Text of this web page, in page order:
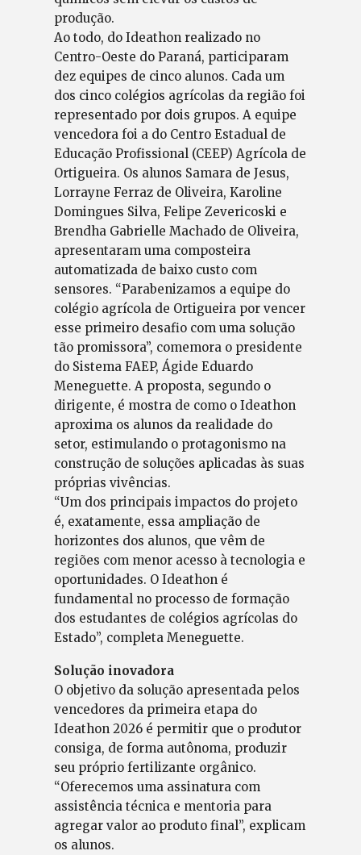
produção.
Ao todo, do Ideathon realizado no
Centro-Oeste do Paraná, participaram
dez equipes de cinco alunos. Cada um
dos cinco colégios agrícolas da região foi
representado por dois grupos. A equipe
vencedora foi a do Centro Estadual de
Educação Profissional (CEEP) Agrícola de
Ortigueira. Os alunos Samara de Jesus,
Lorrayne Ferraz de Oliveira, Karoline
Domingues Silva, Felipe Zevericoski e
Brendha Gabrielle Machado de Oliveira,
apresentaram uma composteira
automatizada de baixo custo com
sensores. “Parabenizamos a equipe do
colégio agrícola de Ortigueira por vencer
esse primeiro desafio com uma solução
tão promissora”, comemora o presidente
do Sistema FAEP, Ágide Eduardo
Meneguette. A proposta, segundo o
dirigente, é mostra de como o Ideathon
aproxima os alunos da realidade do
setor, estimulando o protagonismo na
construção de soluções aplicadas às suas
próprias vivências.
“Um dos principais impactos do projeto
é, exatamente, essa ampliação de
horizontes dos alunos, que vêm de
regiões com menor acesso à tecnologia e
oportunidades. O Ideathon é
fundamental no processo de formação
dos estudantes de colégios agrícolas do
Estado”, completa Meneguette.
Solução inovadora
O objetivo da solução apresentada pelos
vencedores da primeira etapa do
Ideathon 2026 é permitir que o produtor
consiga, de forma autônoma, produzir
seu próprio fertilizante orgânico.
“Oferecemos uma assinatura com
assistência técnica e mentoria para
agregar valor ao produto final”, explicam
os alunos.